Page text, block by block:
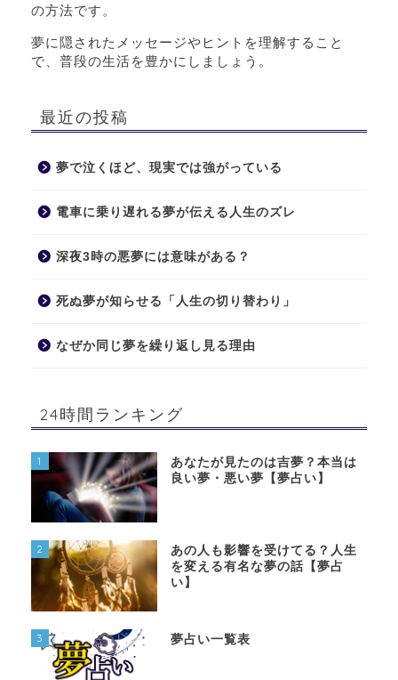
の方法です。
夢に隠されたメッセージやヒントを理解すること
で、普段の生活を豊かにしましょう。
最近の投稿
夢で泣くほど、現実では強がっている
電車に乗り遅れる夢が伝える人生のズレ
深夜3時の悪夢には意味がある？
死ぬ夢が知らせる「人生の切り替わり」
なぜか同じ夢を繰り返し見る理由
24時間ランキング
1
あなたが見たのは吉夢？本当は
良い夢・悪い夢【夢占い】
2
あの人も影響を受けてる？人生
を変える有名な夢の話【夢占
い】
3 夢占い一覧表